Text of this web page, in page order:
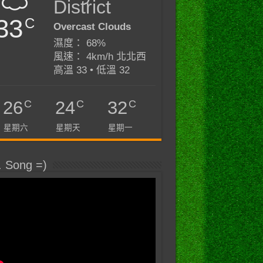
C
District
Overcast Clouds
濕度： 68%
風速： 4km/h 北北西
高溫 33 • 低溫 32
26C
星期六
24C
星期天
32C
星期一
Song =)